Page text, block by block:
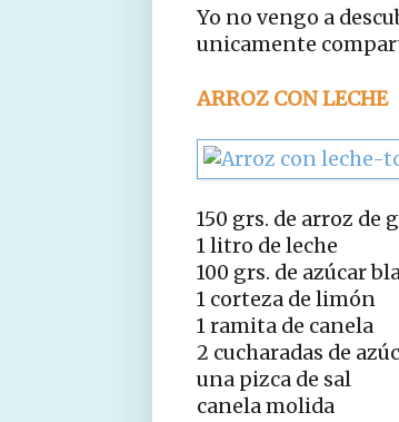
Yo no vengo a
unicamente
ARROZ CON LECHE
150 grs. de arroz de
1 litro de leche
100 grs. de azúcar
1 corteza de limón
1 ramita de canela
2 cucharadas de
una pizca de sal
canela molida